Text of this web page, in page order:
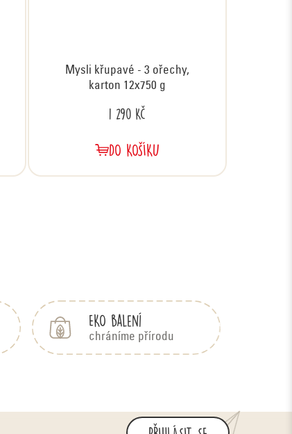
Mysli křupavé - 3 ořechy,
karton 12x750 g
1 290 Kč
DO KOŠÍKU
EKO balení
chráníme přírodu